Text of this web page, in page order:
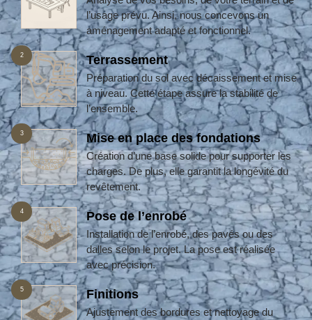
l’usage prévu. Ainsi, nous concevons un
aménagement adapté et fonctionnel.
2 Terrassement
Préparation du sol avec décaissement et mise
à niveau. Cette étape assure la stabilité de
l’ensemble.
3 Mise en place des fondations
Création d’une base solide pour supporter les
charges. De plus, elle garantit la longévité du
revêtement.
4 Pose de l’enrobé
Installation de l’enrobé, des pavés ou des
dalles selon le projet. La pose est réalisée
avec précision.
5 Finitions
Ajustement des bordures et nettoyage du